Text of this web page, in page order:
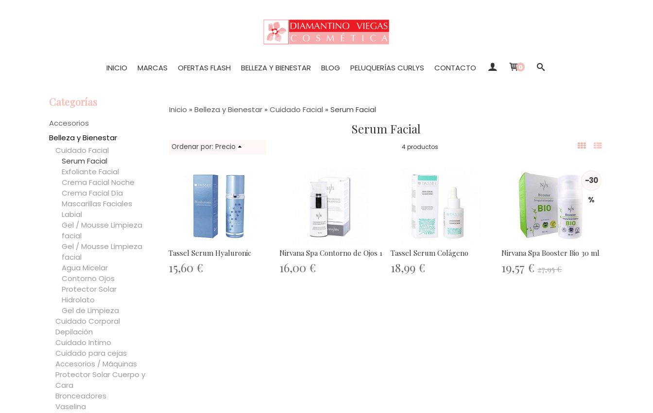
INICIO MARCAS OFERTAS FLASH BELLEZA Y BIENESTAR BLOG PELUQUERÍAS CURLYS CONTACTO 0
Categorías
Accesorios
Belleza y Bienestar
Cuidado Facial
Serum Facial
Exfoliante Facial
Crema Facial Noche
Crema Facial Día
Mascarillas Faciales
Labial
Gel / Mousse Limpieza
facial
Gel / Mousse Limpieza
facial
Agua Micelar
Contorno Ojos
Protector Solar
Hidrolato
Gel de Limpieza
Cuidado Corporal
Depilación
Cuidado Intimo
Cuidado para cejas
Accesorios / Máquinas
Protector Solar Cuerpo y
Cara
Bronceadores
Vaselina
Inicio » Belleza y Bienestar» Cuidado Facial » Serum Facial
Serum Facial
Ordenar por: Precio 4 productos
Tassel Serum Hyaluronic
15,60 €
Nirvana Spa Contorno de Ojos 15 ml
16,00 €
Tassel Serum Colágeno
18,99 €
-30
%
Nirvana Spa Booster Bio 30 ml
19,57 €27,95 €